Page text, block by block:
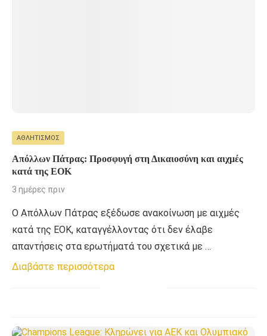
ΑΘΛΗΤΙΣΜΌΣ
Απόλλων Πάτρας: Προσφυγή στη Δικαιοσύνη και αιχμές
κατά της ΕΟΚ
3 ημέρες πριν
Ο Απόλλων Πάτρας εξέδωσε ανακοίνωση με αιχμές
κατά της ΕΟΚ, καταγγέλλοντας ότι δεν έλαβε
απαντήσεις στα ερωτήματά του σχετικά με …
Διαβάστε περισσότερα